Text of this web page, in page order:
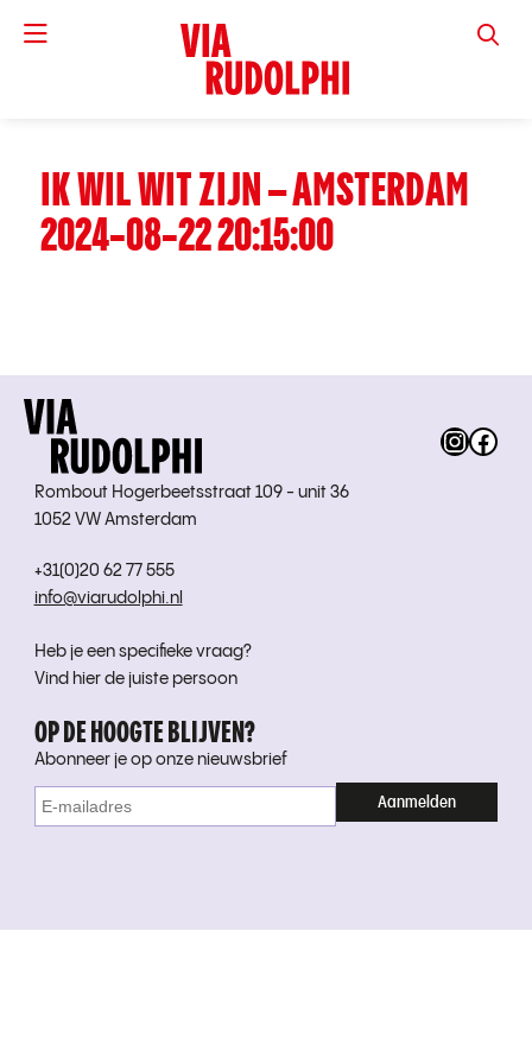
VIA
IK WIL WIT ZIJN – AMSTERDAM
2024-08-22 20:15:00
Rombout Hogerbeetsstraat 109 - unit 36
1052 VW Amsterdam
+31(0)20 62 77 555
info@viarudolphi.nl
Heb je een specifieke vraag?
Vind hier de juiste persoon
OP DE HOOGTE BLIJVEN?
Abonneer je op onze nieuwsbrief